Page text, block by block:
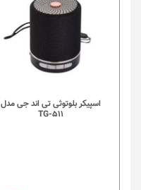
اسپیکر بلوتوثی تی اند جی مدل
TG-511